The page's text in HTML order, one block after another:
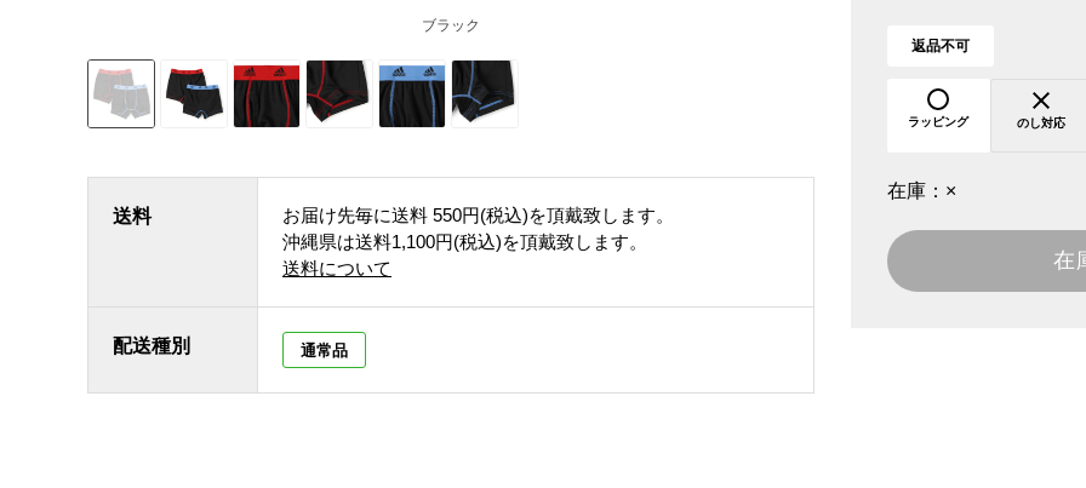
ブラック
送料 お届け先毎に送料 550円(税込)を頂戴致します。
沖縄県は送料1,100円(税込)を頂戴致します。
送料について
配送種別 通常品
返品不可
ラッピング のし対応
在庫： ×
在